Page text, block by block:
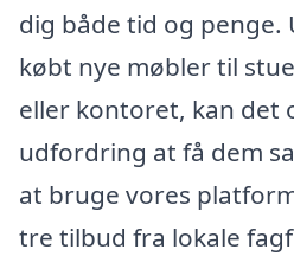
dig både tid og penge.
købt nye møbler til
eller kontoret, kan det
udfordring at få dem
at bruge vores
tre tilbud fra lokale